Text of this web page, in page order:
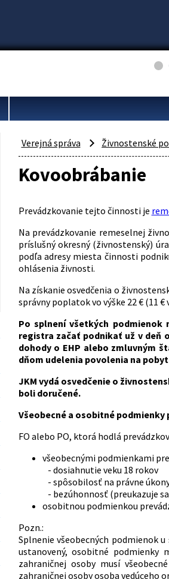
Verejná správa Živnostenské
Kovoobrábanie
Prevádzkovanie tejto činnosti je
Na prevádzkovanie remeselnej
príslušný okresný (živnostenský)
podľa adresy miesta činnosti
ohlásenia živnosti.
Na získanie osvedčenia o
správny poplatok vo výške 22 € (11
Po splnení všetkých podmienok
registra začať podnikať už v deň
dohody o EHP alebo zmluvným
dňom udelenia povolenia na
JKM vydá osvedčenie o
boli doručené.
Všeobecné a osobitné
FO alebo PO, ktorá hodlá
všeobecnými podmienkami
- dosiahnutie veku 18 rokov
- spôsobilosť na právne
- bezúhonnosť (preukazuje
osobitnou podmienkou
Pozn.:
Splnenie všeobecných podmienok
ustanovený, osobitné podmienky
zahraničnej osoby musí
zahraničnej osoby osoba vedúceho